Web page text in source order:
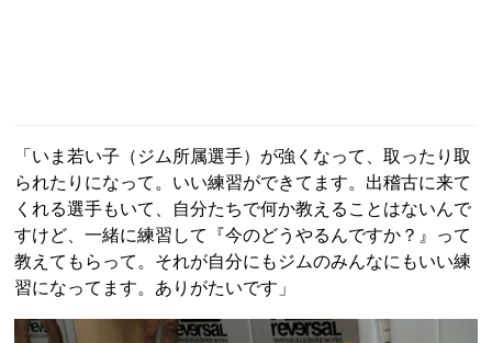
「いま若い子（ジム所属選手）が強くなって、取ったり取
られたりになって。いい練習ができてます。出稽古に来て
くれる選手もいて、自分たちで何か教えることはないんで
すけど、一緒に練習して『今のどうやるんですか？』って
教えてもらって。それが自分にもジムのみんなにもいい練
習になってます。ありがたいです」